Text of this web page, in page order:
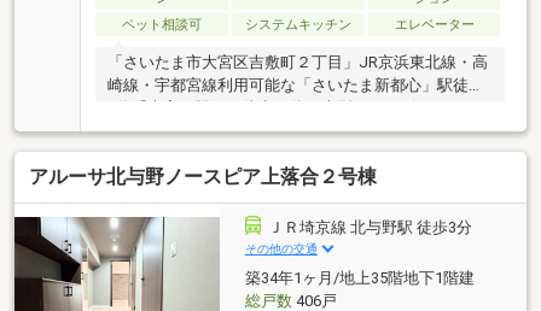
ペット相談可
システムキッチン エレベーター
「さいたま市大宮区吉敷町２丁目」JR京浜東北線・高
崎線・宇都宮線利用可能な「さいたま新都心」駅徒歩
8分「大宮」駅へも徒歩13分。大型ショッピングモー
ル「コクーンシティ」へ徒歩7分（約550ｍ）～～～～
～～リノベーション内容～～～～～～ （２０
２６年９月完了予定）・システムキッチン交換（食器
洗い乾燥機付）・ユニットバス交換（浴室換気乾燥機
付）・洗面化粧台交換・トイレ交換・建具交換・洗濯
機用防水パン交換 ・ガス給湯器交換 ・・・等リ
フォーム内容は予定であり変更となる場合がございま
す。～～～～～～～～～～～～～～～～～～～～
アルーサ北与野ノースピア上落合２号棟
ＪＲ埼京線 北与野駅 徒歩3分
その他の交通
築34年1ヶ月/地上35階地下1階建
総戸数406戸